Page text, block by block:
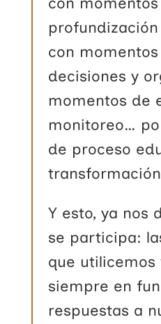
con
decisiones y
momentos de
monitoreo…
de proceso
Y esto, ya nos
se participa:
que utilicemos
siempre en
respuestas a